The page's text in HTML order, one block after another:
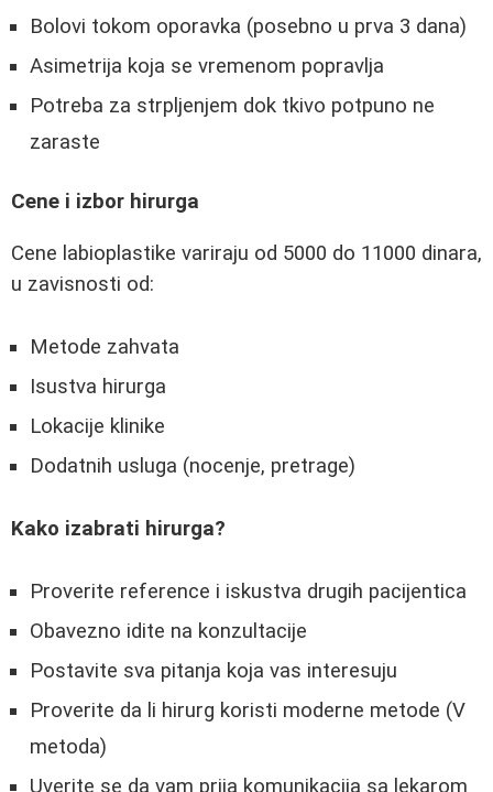
Bolovi tokom oporavka (posebno u prva 3 dana)
Asimetrija koja se vremenom popravlja
Potreba za strpljenjem dok tkivo potpuno ne
zaraste
Cene i izbor hirurga
Cene labioplastike variraju od 5000 do 11000 dinara,
u zavisnosti od:
Metode zahvata
Isustva hirurga
Lokacije klinike
Dodatnih usluga (nocenje, pretrage)
Kako izabrati hirurga?
Proverite reference i iskustva drugih pacijentica
Obavezno idite na konzultacije
Postavite sva pitanja koja vas interesuju
Proverite da li hirurg koristi moderne metode (V
metoda)
Uverite se da vam prija komunikacija sa lekarom